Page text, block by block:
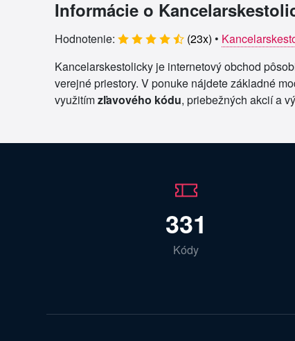
Informácie o
Hodnotenie: (23x) •
Kancelarskestolicky je internetový obchod
verejné priestory. V ponuke nájdete základné
využitímzľavového kódu, priebežných akcií a
331
Kódy